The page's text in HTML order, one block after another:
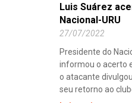
Luis Suárez
Nacional-URU
27/07/2022
Presidente do
informou o acerto
o atacante
seu retorno ao